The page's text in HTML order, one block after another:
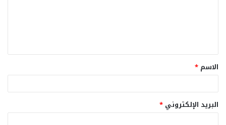
ق
*
الاسم *
البريد الإلكتروني *